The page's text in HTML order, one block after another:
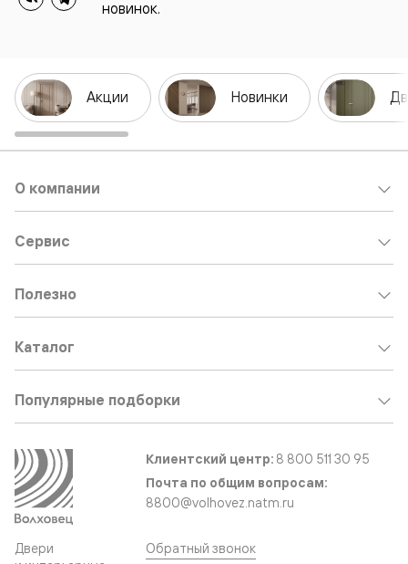
новинок.
Акции Новинки
Двери
О компании
Сервис
Полезно
Каталог
Популярные подборки
Клиентский центр: 8 800 511 30 95
Почта по общим вопросам:
8800@volhovez.natm.ru
Обратный звонок